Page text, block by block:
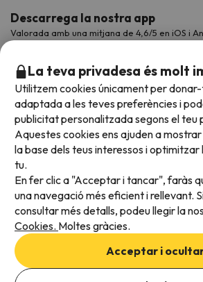
Afegeix les dates per comprovar la
Descarrega la nostra app
Valorada amb una mitjana de 4,6/5 en iOS i
Acceptem
Condicions generals
Privadesa de dades
La teva privadesa és molt
Utilitzem cookies únicament per
adaptada a les teves preferències i
publicitat personalitzada segons el teu
Aquestes cookies ens ajuden a
la base dels teus interessos i
tu.
En fer clic a "Acceptar i tancar", faràs
una navegació més eficient i rellevant.
consultar més detalls, podeu llegir la
Cookies. Moltes gràcies.
Acceptar i